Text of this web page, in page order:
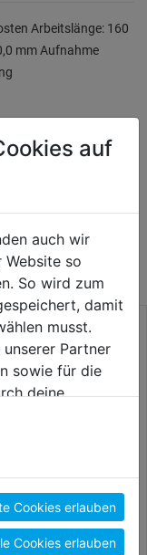
Arbeitslänge: 160
mm Aufnahme
6tlg.
DM 6 8 10 12 14
auf
auch wir
Website so
So wird zum
damit
musst.
Partner
sowie für die
deine
stimmst du
"Details
welche Cookies
Cookies erlauben
Cookies erlauben